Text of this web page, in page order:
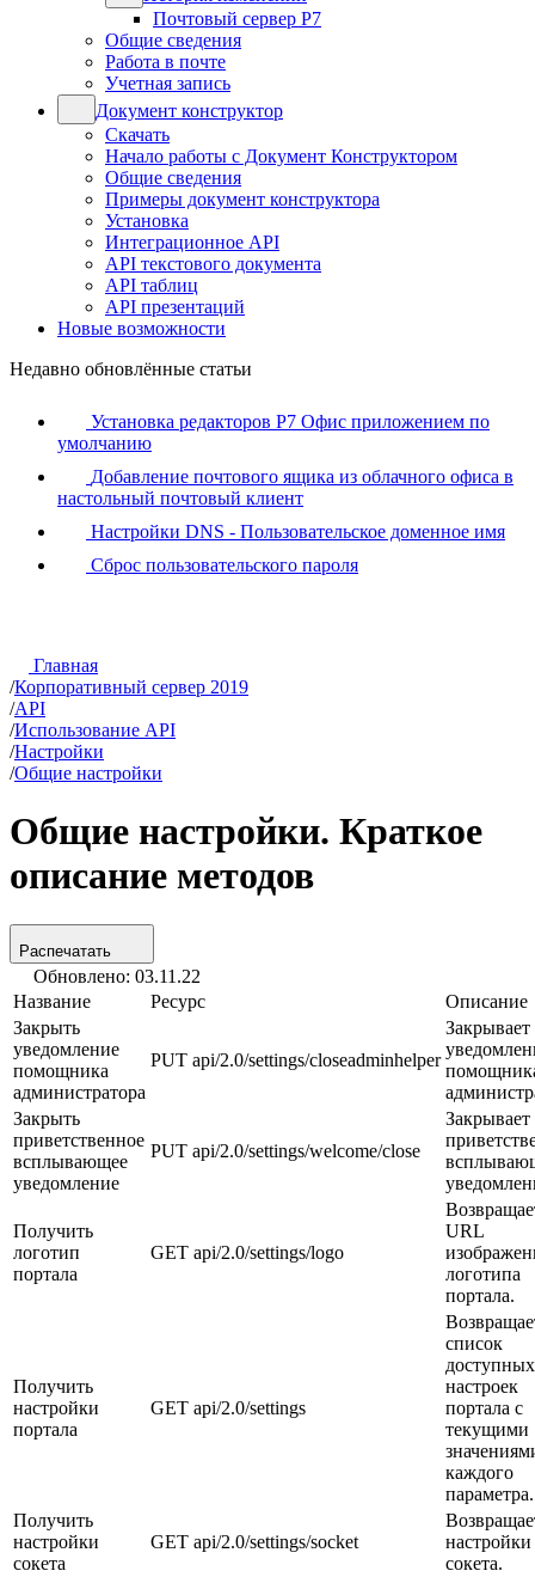
Почтовый сервер Р7
Общие сведения
Работа в почте
Учетная запись
Документ конструктор
Скачать
Начало работы с Документ Конструктором
Общие сведения
Примеры документ конструктора
Установка
Интеграционное API
API текстового документа
API таблиц
API презентаций
Новые возможности
Недавно обновлённые статьи
Установка редакторов Р7 Офис приложением по
умолчанию
Добавление почтового ящика из облачного офиса в
настольный почтовый клиент
Настройки DNS - Пользовательское доменное имя
Сброс пользовательского пароля
Главная
/Корпоративный сервер 2019
/API
/Использование API
/Настройки
/Общие настройки
Общие настройки. Краткое
описание методов
Распечатать
Обновлено: 03.11.22
Название
Ресурс
Описание
Закрыть
уведомление
помощника
администратора
PUT api/2.0/settings/closeadminhelper
Закрывает
Закрыть
приветственное
всплывающее
уведомление
PUT api/2.0/settings/welcome/close
Закрывает
Получить
логотип
портала
GET api/2.0/settings/logo
URL
логотипа
портала.
Получить
настройки
портала
GET api/2.0/settings
список
доступных
настроек
портала с
текущими
каждого
параметра.
Получить
настройки
сокета
GET api/2.0/settings/socket
настройки
сокета.